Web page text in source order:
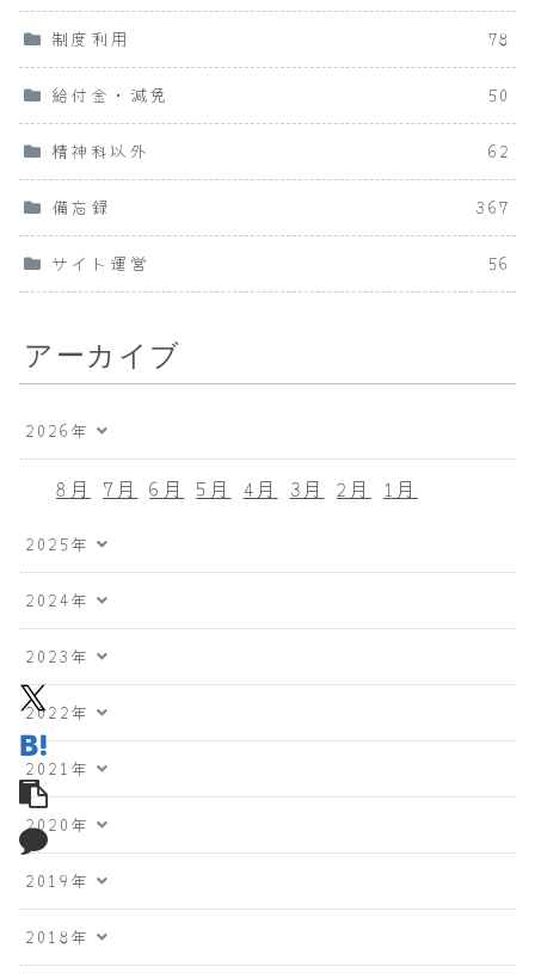
制度利用 78
給付金・減免 50
精神科以外 62
備忘録 367
サイト運営 56
アーカイブ
2026年
8月 7月 6月 5月 4月 3月 2月 1月
2025年
2024年
2023年
2022年
2021年
2020年
2019年
2018年